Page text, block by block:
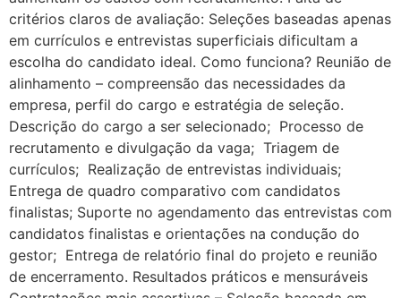
critérios claros de avaliação: Seleções baseadas apenas
em currículos e entrevistas superficiais dificultam a
escolha do candidato ideal. Como funciona? Reunião de
alinhamento – compreensão das necessidades da
empresa, perfil do cargo e estratégia de seleção.
Descrição do cargo a ser selecionado; Processo de
recrutamento e divulgação da vaga; Triagem de
currículos; Realização de entrevistas individuais;
Entrega de quadro comparativo com candidatos
finalistas; Suporte no agendamento das entrevistas com
candidatos finalistas e orientações na condução do
gestor; Entrega de relatório final do projeto e reunião
de encerramento. Resultados práticos e mensuráveis